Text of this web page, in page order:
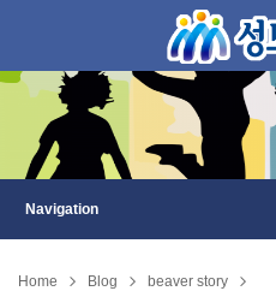
Home Blog
beaver story